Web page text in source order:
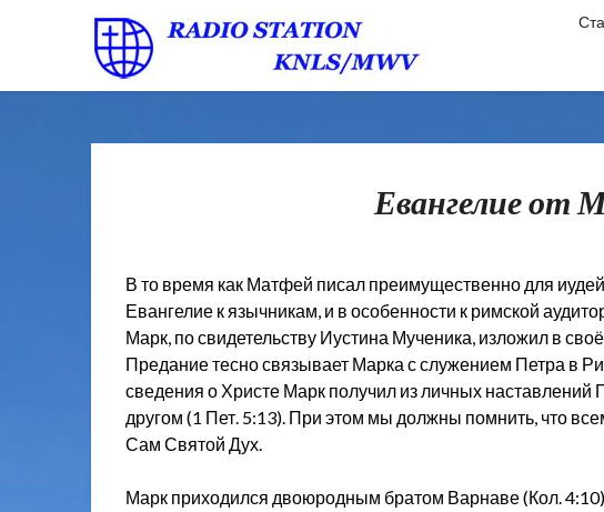
Евангелие от
В то время как Матфей писал преимущественно для
Евангелие к язычникам, и в особенности к римской
Марк, по свидетельству Иустина Мученика, изложил в
Предание тесно связывает Марка с служением Петра в
сведения о Христе Марк получил из личных наставлений
другом (1 Пет. 5:13). При этом мы должны помнить, что
Сам Святой Дух.
Марк приходился двоюродным братом Варнаве (Кол.